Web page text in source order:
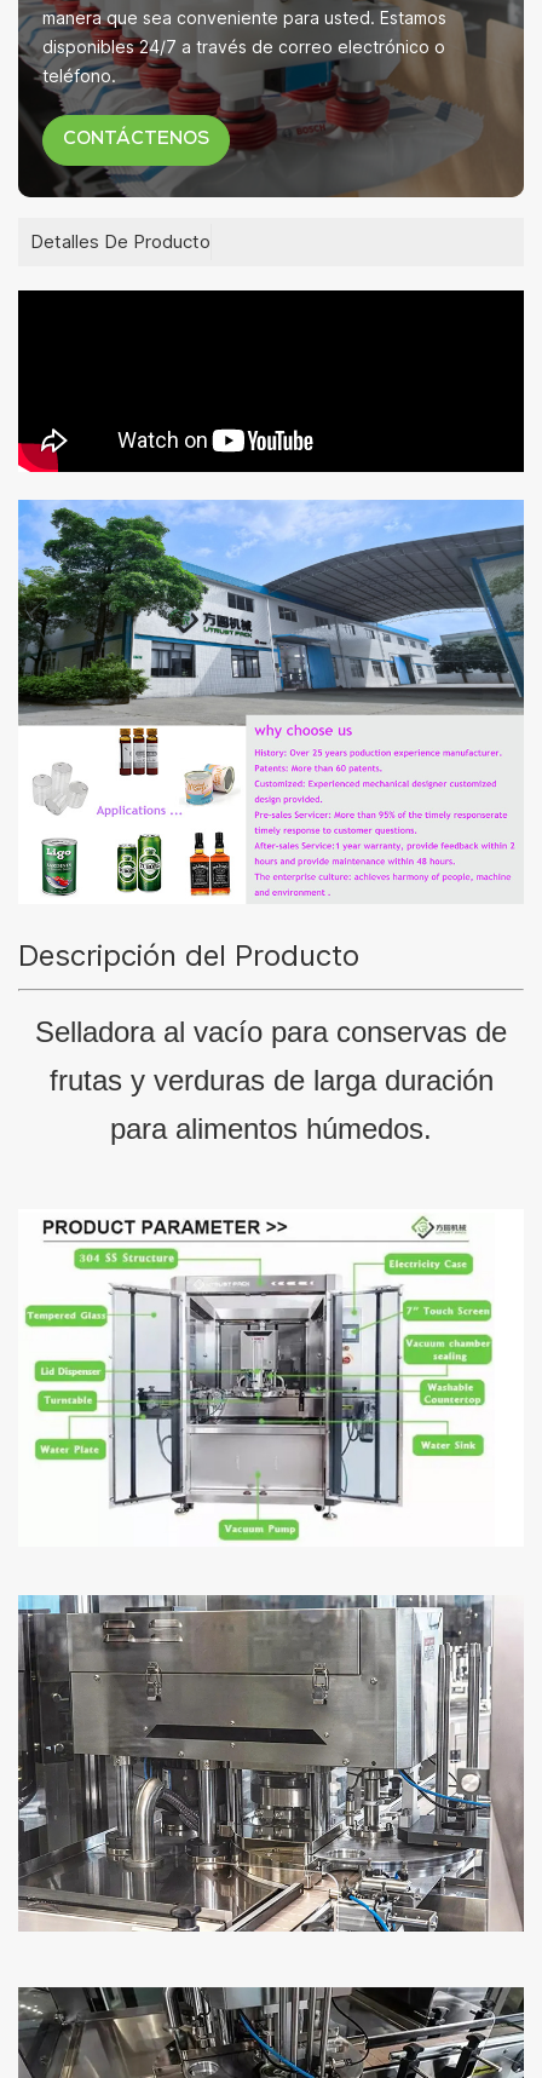
manera que sea conveniente para usted. Estamos
disponibles 24/7 a través de correo electrónico o
teléfono.
CONTÁCTENOS
Detalles De Producto
Descripción del Producto
Selladora al vacío para conservas de
frutas y verduras de larga duración
para alimentos húmedos.